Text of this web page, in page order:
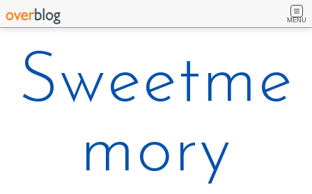
MENU
Sweetme
mory